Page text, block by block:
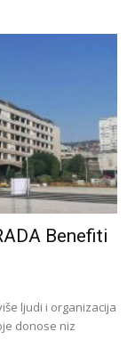
Benefiti
ljudi i organizacija
donose niz